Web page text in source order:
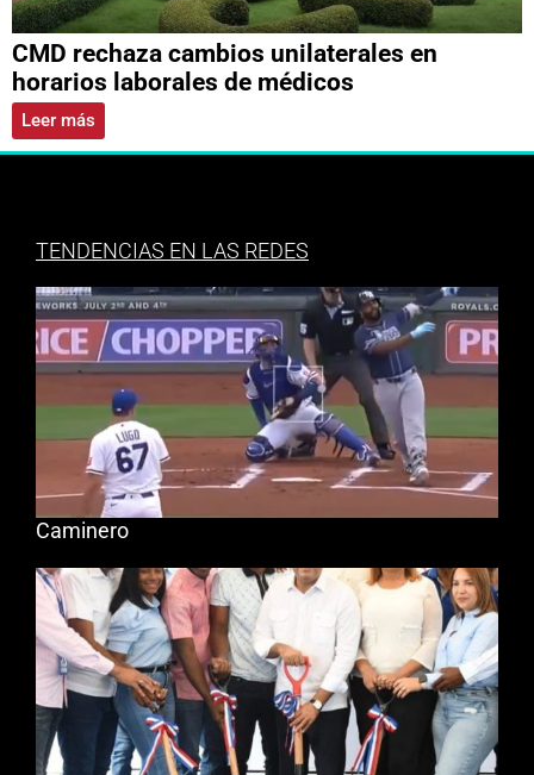
CMD rechaza cambios unilaterales en
horarios laborales de médicos
Leer más
TENDENCIAS EN LAS REDES
Caminero